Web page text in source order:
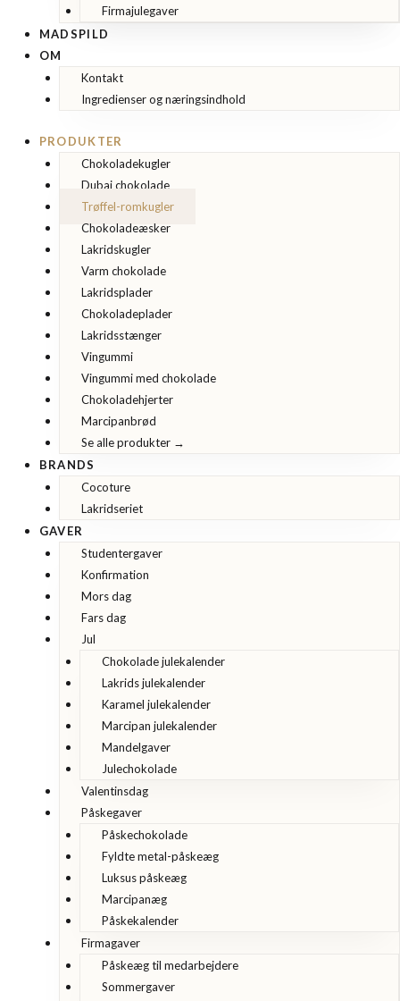
Firmajulegaver
MADSPILD
OM
Kontakt
Ingredienser og næringsindhold
PRODUKTER
Chokoladekugler
Dubai chokolade
Trøffel-romkugler
Chokoladeæsker
Lakridskugler
Varm chokolade
Lakridsplader
Chokoladeplader
Lakridsstænger
Vingummi
Vingummi med chokolade
Chokoladehjerter
Marcipanbrød
Se alle produkter →
BRANDS
Cocoture
Lakridseriet
GAVER
Studentergaver
Konfirmation
Mors dag
Fars dag
Jul
Chokolade julekalender
Lakrids julekalender
Karamel julekalender
Marcipan julekalender
Mandelgaver
Julechokolade
Valentinsdag
Påskegaver
Påskechokolade
Fyldte metal-påskeæg
Luksus påskeæg
Marcipanæg
Påskekalender
Firmagaver
Påskeæg til medarbejdere
Sommergaver